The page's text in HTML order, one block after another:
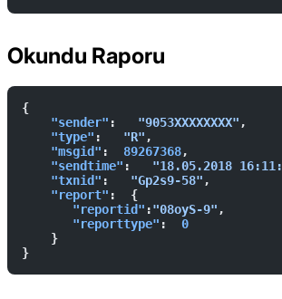
Okundu Raporu
{
    "sender"
: "9053XXXXXXXX" ,
    "type"
: "R" ,
    "msgid"
: 89267368,
    "sendtime"
: "18.05.2018
    "txnid"
: "Gp2s9-58" ,
    "report"
:  {
       "reportid"
:"08oyS-9" ,
       "reporttype"
: 0
    }
}